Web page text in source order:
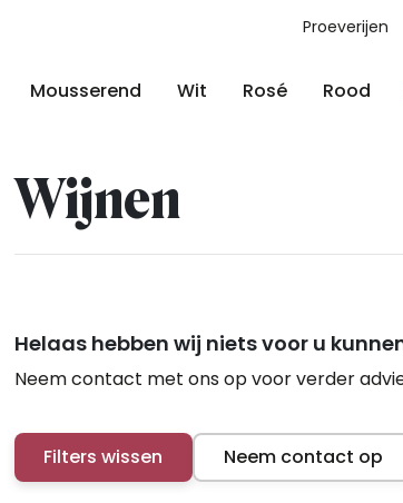
Proeverijen
Mousserend Wit Rosé Rood
Wijnen
Helaas hebben wij niets voor u
Neem contact met ons op voor verder
Filters wissen Neem contact op